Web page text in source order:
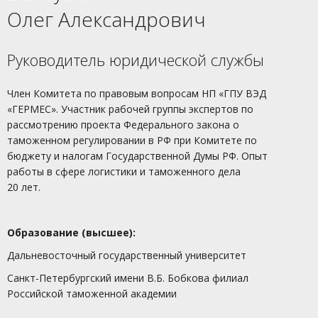
Олег Александрович
Руководитель юридической службы
Член Комитета по правовым вопросам НП «ГПУ ВЭД
«ГЕРМЕС». Участник рабочей группы экспертов по
рассмотрению проекта Федерального закона о
таможенном регулировании в РФ при Комитете по
бюджету и налогам Государственной Думы РФ. Опыт
работы в сфере логистики и таможенного дела
20 лет.
Образование (высшее):
Дальневосточный государственный университет
Санкт-Петербургский имени В.Б. Бобкова филиал
Российской таможенной академии